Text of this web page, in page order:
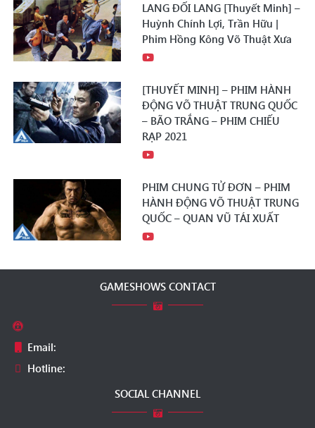
LANG ĐỐI LANG [Thuyết Minh] –
Huỳnh Chính Lợi, Trần Hữu |
Phim Hồng Kông Võ Thuật Xưa
[THUYẾT MINH] – PHIM HÀNH
ĐỘNG VÕ THUẬT TRUNG QUỐC
– BÃO TRẮNG – PHIM CHIẾU
RẠP 2021
PHIM CHUNG TỬ ĐƠN – PHIM
HÀNH ĐỘNG VÕ THUẬT TRUNG
QUỐC – QUAN VŨ TÁI XUẤT
GAMESHOWS CONTACT
Email:
Hotline:
SOCIAL CHANNEL